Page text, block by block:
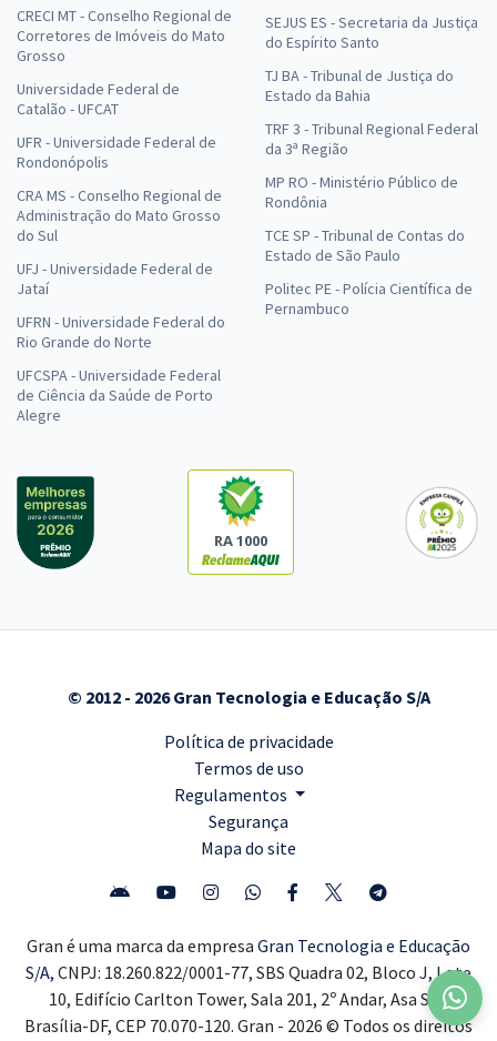
CRECI MT - Conselho Regional de
Corretores de Imóveis do Mato
Grosso
Universidade Federal de
Catalão - UFCAT
UFR - Universidade Federal de
Rondonópolis
CRA MS - Conselho Regional de
Administração do Mato Grosso
do Sul
UFJ - Universidade Federal de
Jataí
UFRN - Universidade Federal do
Rio Grande do Norte
UFCSPA - Universidade Federal
de Ciência da Saúde de Porto
Alegre
SEJUS ES - Secretaria da Justiça
do Espírito Santo
TJ BA - Tribunal de Justiça do
Estado da Bahia
TRF 3 - Tribunal Regional Federal
da 3ª Região
MP RO - Ministério Público de
Rondônia
TCE SP - Tribunal de Contas do
Estado de São Paulo
Politec PE - Polícia Científica de
Pernambuco
RA 1000
© 2012 - 2026 Gran Tecnologia e Educação S/A
Política de privacidade
Termos de uso
Regulamentos
Segurança
Mapa do site
Gran é uma marca da empresa Gran Tecnologia e Educação
S/A, CNPJ: 18.260.822/0001-77, SBS Quadra 02, Bloco J, Lote
10, Edifício Carlton Tower, Sala 201, 2º Andar, Asa Sul,
Brasília-DF, CEP 70.070-120. Gran - 2026 © Todos os direitos